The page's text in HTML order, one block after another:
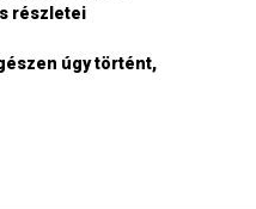
részletei
úgy történt,